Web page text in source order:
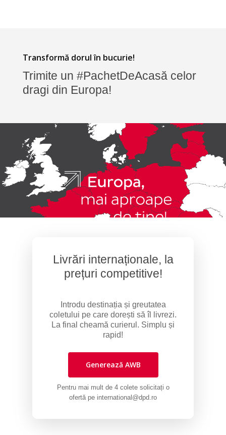
Transformă dorul în bucurie!
Trimite un #PachetDeAcasă celor
dragi din Europa!
Livrări internaționale, la
prețuri competitive!
Introdu destinația și greutatea
coletului pe care dorești să îl livrezi.
La final cheamă curierul. Simplu și
rapid!
Generează AWB
Pentru mai mult de 4 colete solicitați o
ofertă pe international@dpd.ro